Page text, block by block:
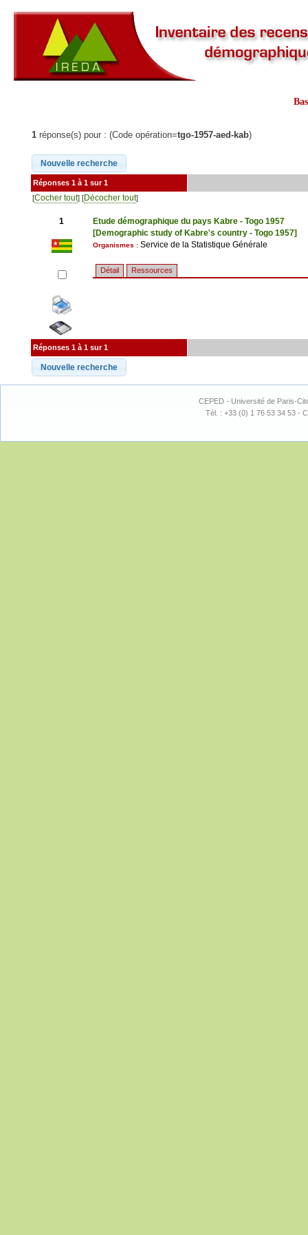
1 réponse(s) pour : (Code opération=tgo-1957-aed-kab)
Réponses 1 à 1 sur 1
[Cocher tout] [Décocher tout]
1
Etude démographique du pays Kabre - Togo 1957
[Demographic study of Kabre's country - Togo 1957]
Organismes : Service de la Statistique Générale
Détail Ressources
Réponses 1 à 1 sur 1
CEPED - Université de Paris-
Tél. : +33 (0) 1 76 53 34 53 -